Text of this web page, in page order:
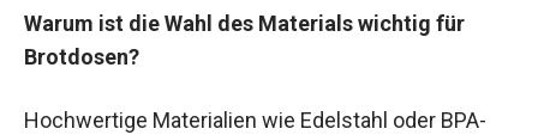
Warum ist die Wahl des Materials wichtig für
Brotdosen?
Hochwertige Materialien wie Edelstahl oder BPA-